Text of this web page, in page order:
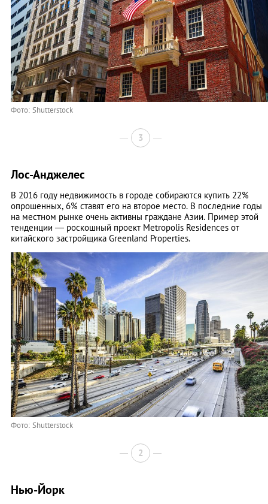
Фото: Shutterstock
3
Лос-Анджелес
В 2016 году недвижимость в городе собираются купить 22%
опрошенных, 6% ставят его на второе место. В последние годы
на местном рынке очень активны граждане Азии. Пример этой
тенденции ― роскошный проект Metropolis Residences от
китайского застройщика Greenland Properties.
Фото: Shutterstock
2
Нью-Йорк